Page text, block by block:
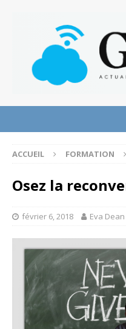
ACCUEIL FORMATION
Osez la
février 6, 2018 Eva Dean